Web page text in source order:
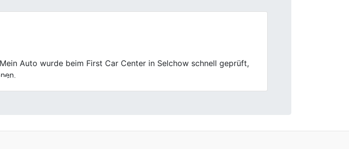
Center ging der Autoverkauf schnell und sauber.